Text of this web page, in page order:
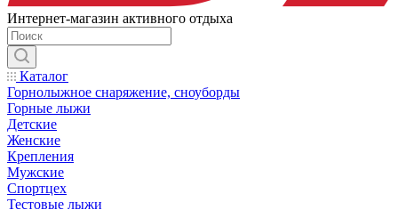
Интернет-магазин активного отдыха
Каталог
Горнолыжное снаряжение, сноуборды
Горные лыжи
Детские
Женские
Крепления
Мужские
Спортцех
Тестовые лыжи